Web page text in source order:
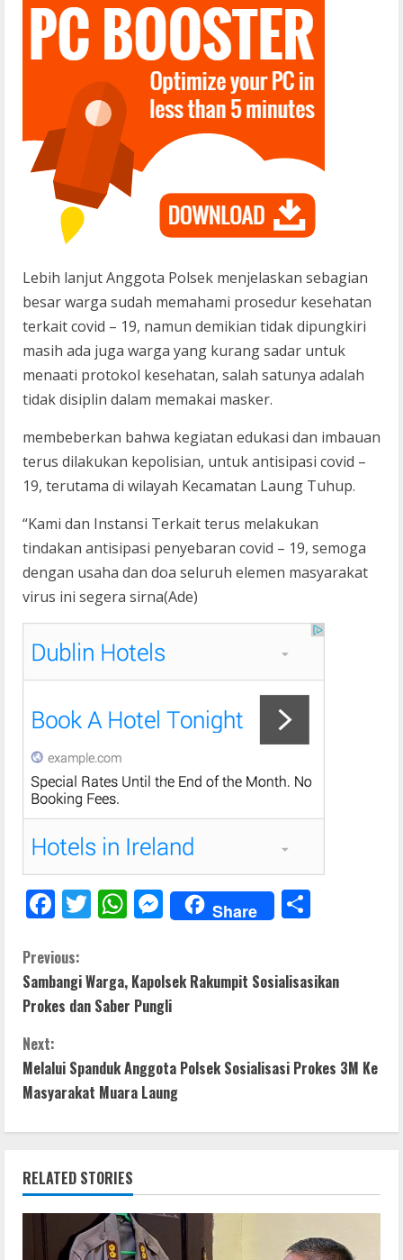
Lebih lanjut Anggota Polsek menjelaskan sebagian
besar warga sudah memahami prosedur kesehatan
terkait covid – 19, namun demikian tidak dipungkiri
masih ada juga warga yang kurang sadar untuk
menaati protokol kesehatan, salah satunya adalah
tidak disiplin dalam memakai masker.
membeberkan bahwa kegiatan edukasi dan imbauan
terus dilakukan kepolisian, untuk antisipasi covid –
19, terutama di wilayah Kecamatan Laung Tuhup.
“Kami dan Instansi Terkait terus melakukan
tindakan antisipasi penyebaran covid – 19, semoga
dengan usaha dan doa seluruh elemen masyarakat
virus ini segera sirna(Ade)
F
e
b
o
k
T
er
W
s
A
p
M
e
e
n
er
Share
e
C
o
n
t
u
Previous:
Sambangi Warga, Kapolsek Rakumpit Sosialisasikan
Prokes dan Saber Pungli
Next:
Melalui Spanduk Anggota Polsek Sosialisasi Prokes 3M Ke
Masyarakat Muara Laung
RELATED STORIES